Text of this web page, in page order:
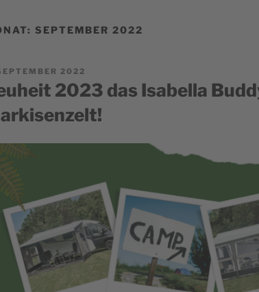
SEPTEMBER 2022
2022
2023 das Isabella